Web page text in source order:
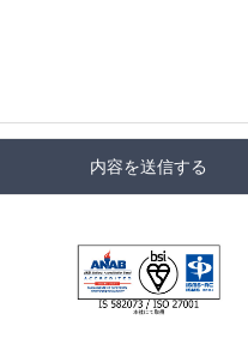
内容を送信する